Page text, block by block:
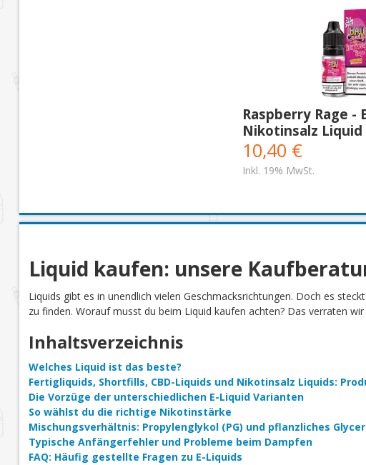
Raspberry Rage -
Nikotinsalz Liquid
10,40 €
Inkl. 19% MwSt.
Liquid kaufen: unsere
Liquids gibt es in unendlich vielen Geschmacksrichtungen. Doch es
zu finden. Worauf musst du beim Liquid kaufen achten? Das verraten
Inhaltsverzeichnis
Welches Liquid ist das beste?
Fertigliquids, Shortfills, CBD-Liquids und Nikotinsalz Liquids:
Die Vorzüge der unterschiedlichen E-Liquid Varianten
So wählst du die richtige Nikotinstärke
Mischungsverhältnis: Propylenglykol (PG) und pflanzliches
Typische Anfängerfehler und Probleme beim Dampfen
FAQ: Häufig gestellte Fragen zu E-Liquids